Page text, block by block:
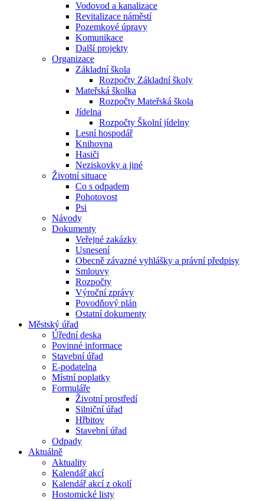
Vodovod a kanalizace
Revitalizace náměstí
Pozemkové úpravy
Komunikace
Další projekty
Organizace
Základní škola
Rozpočty Základní školy
Mateřská školka
Rozpočty Mateřská škola
Jídelna
Rozpočty Školní jídelny
Lesní hospodář
Knihovna
Hasiči
Neziskovky a jiné
Životní situace
Co s odpadem
Pohotovost
Psi
Návody
Dokumenty
Veřejné zakázky
Usnesení
Obecně závazné vyhlášky a právní předpisy
Smlouvy
Rozpočty
Výroční zprávy
Povodňový plán
Ostatní dokumenty
Městský úřad
Úřední deska
Povinné informace
Stavební úřad
E-podatelna
Místní poplatky
Formuláře
Životní prostředí
Silniční úřad
Hřbitov
Stavební úřad
Odpady
Aktuálně
Aktuality
Kalendář akcí
Kalendář akcí z okolí
Hostomické listy